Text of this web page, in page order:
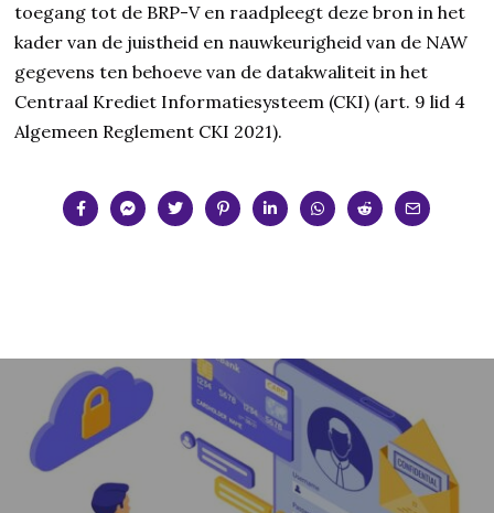
toegang tot de BRP-V en raadpleegt deze bron in het
kader van de juistheid en nauwkeurigheid van de NAW
gegevens ten behoeve van de datakwaliteit in het
Centraal Krediet Informatiesysteem (CKI) (art. 9 lid 4
Algemeen Reglement CKI 2021).